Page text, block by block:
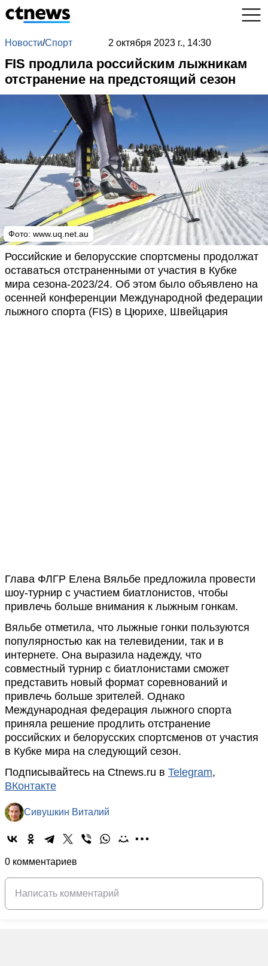
Новости/Спорт 2 октября 2023 г., 14:30
FIS продлила российским лыжникам
отстранение на предстоящий сезон
Фото: www.uq.net.au
Российские и белорусские спортсмены продолжат
оставаться отстраненными от участия в Кубке
мира сезона-2023/24. Об этом было объявлено на
осенней конференции Международной федерации
лыжного спорта (FIS) в Цюрихе, Швейцария
Глава ФЛГР Елена Вяльбе предложила провести
шоу-турнир с участием биатлонистов, чтобы
привлечь больше внимания к лыжным гонкам.
Вяльбе отметила, что лыжные гонки пользуются
популярностью как на телевидении, так и в
интернете. Она выразила надежду, что
совместный турнир с биатлонистами сможет
представить новый формат соревнований и
привлечь больше зрителей. Однако
Международная федерация лыжного спорта
приняла решение продлить отстранение
российских и белорусских спортсменов от участия
в Кубке мира на следующий сезон.
Подписывайтесь на Ctnews.ru в Telegram,
ВКонтакте
Сивушкин Виталий
0 комментариев